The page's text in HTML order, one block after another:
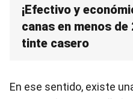
¡Efectivo y
canas en menos
tinte casero
En ese sentido, existe